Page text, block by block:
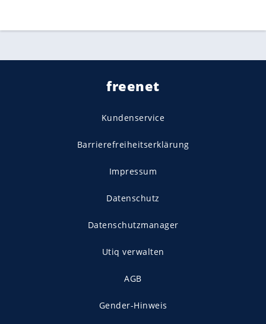
freenet
Kundenservice
Barrierefreiheitserklärung
Impressum
Datenschutz
Datenschutzmanager
Utiq verwalten
AGB
Gender-Hinweis